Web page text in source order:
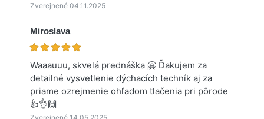
Zverejnené 04.11.2025
Miroslava
Waaauuu, skvelá prednáška 🤗 Ďakujem za
detailné vysvetlenie dýchacích techník aj za
priame ozrejmenie ohľadom tlačenia pri pôrode
👍👌🙌
Zverejnené 14.05.2025